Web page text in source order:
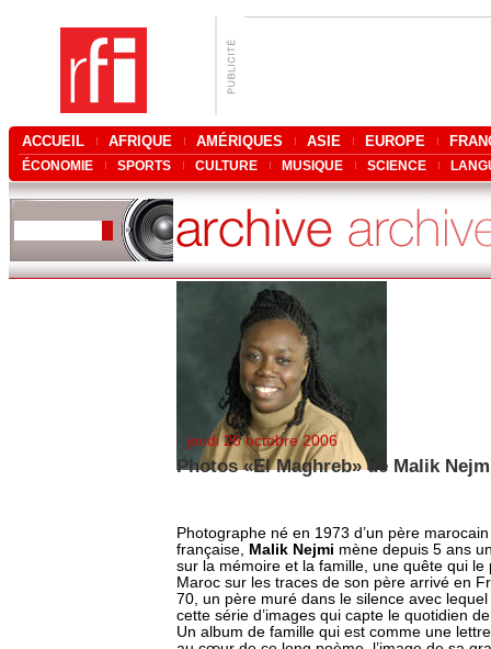
ACCUEIL AFRIQUE AMÉRIQUES ASIE EUROPE
ÉCONOMIE SPORTS CULTURE MUSIQUE SCIENCE
jeudi 26 octobre 2006
Photos «El Maghreb» de Malik
Photographe né en 1973 d’un père
française, Malik Nejmi mène depuis 5 ans
sur la mémoire et la famille, une quête qui le
Maroc sur les traces de son père arrivé en
70, un père muré dans le silence avec
cette série d’images qui capte le quotidien
Un album de famille qui est comme une